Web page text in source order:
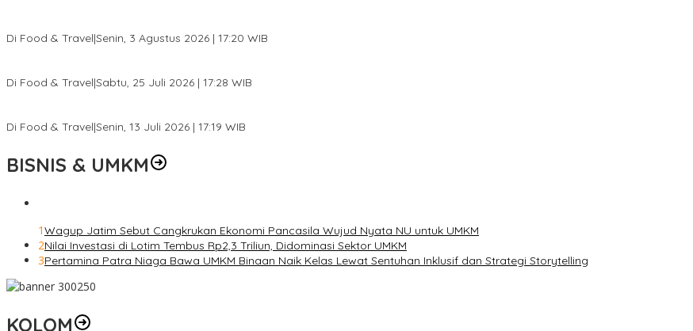
Di Food & Travel|Senin, 3 Agustus 2026 | 17:20 WIB
Di Food & Travel|Sabtu, 25 Juli 2026 | 17:28 WIB
Di Food & Travel|Senin, 13 Juli 2026 | 17:19 WIB
BISNIS & UMKM
1Wagup Jatim Sebut Cangkrukan Ekonomi Pancasila Wujud Nyata NU untuk UMKM
2Nilai Investasi di Lotim Tembus Rp2,3 Triliun, Didominasi Sektor UMKM
3Pertamina Patra Niaga Bawa UMKM Binaan Naik Kelas Lewat Sentuhan Inklusif dan Strategi Storytelling
KOLOM